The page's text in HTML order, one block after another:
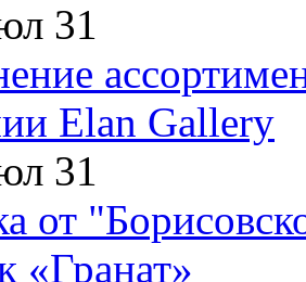
31
Elan Gallery
31
от
«Гранат»